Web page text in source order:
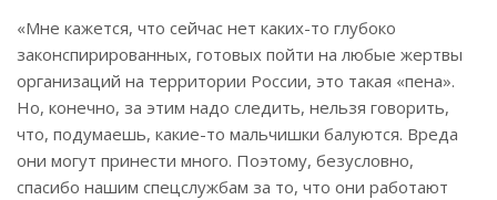
«Мне кажется, что сейчас нет каких-то глубоко
законспирированных, готовых пойти на любые жертвы
организаций на территории России, это такая «пена».
Но, конечно, за этим надо следить, нельзя говорить,
что, подумаешь, какие-то мальчишки балуются. Вреда
они могут принести много. Поэтому, безусловно,
спасибо нашим спецслужбам за то, что они работают